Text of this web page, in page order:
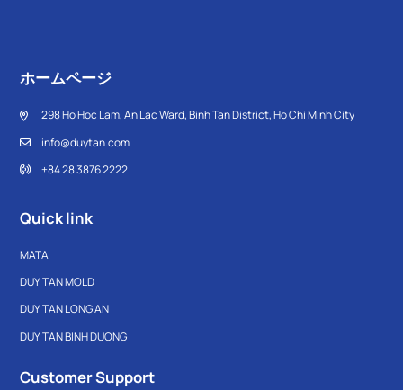
ホームページ
298 Ho Hoc Lam, An Lac Ward, Binh Tan District, Ho Chi Minh City
info@duytan.com
+84 28 3876 2222
Quick link
MATA
DUY TAN MOLD
DUY TAN LONG AN
DUY TAN BINH DUONG
Customer Support